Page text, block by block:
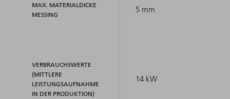
MAX. MATERIALDICKE
MESSING
VERBRAUCHSWERTE
(MITTLERE
LEISTUNGSAUFNAHME
IN DER PRODUKTION)
5 mm
14 kW